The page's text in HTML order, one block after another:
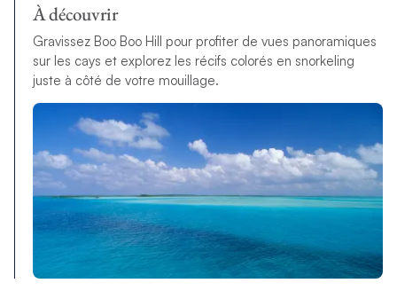
À découvrir
Gravissez Boo Boo Hill pour profiter de vues panoramiques
sur les cays et explorez les récifs colorés en snorkeling
juste à côté de votre mouillage.